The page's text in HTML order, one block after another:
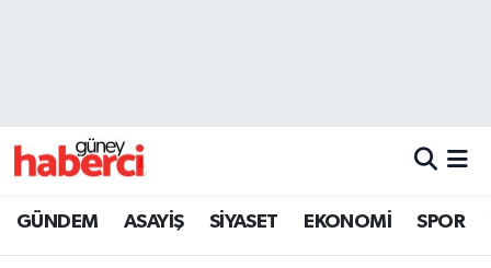
GÜNDEM ASAYİŞ SİYASET EKONOMİ SPOR
Beyoğlu Trafik Yoğunluk Haritası